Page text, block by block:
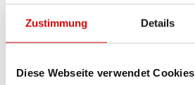
Zustimmung Details
Diese Webseite verwendet Cookies
Beschreibung